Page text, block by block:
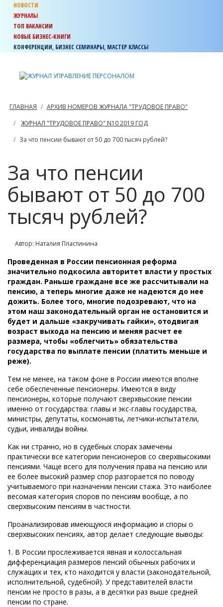
НОВОСТИ
ЖУРНАЛЫ
ТОП ВАКАНСИИ
НОВЫЕ БИЗНЕС-КНИГИ
КОНФЕРЕНЦИИ, БИЗНЕС СЕМИНАРЫ, МАСТЕР КЛАССЫ
ГЛАВНАЯ
АРХИВ НОМЕРОВ ЖУРНАЛА "ТРУДОВОЕ ПРАВО"
ЖУРНАЛ "ТРУДОВОЕ ПРАВО" N10 2019 ГОД
За что пенсии бывают от 50 до 700 тысяч рублей?
За что пенсии
бывают от 50 до 700
тысяч рублей?
Автор: Наталия Пластинина
Проведенная в России пенсионная реформа
значительно подкосила авторитет власти у простых
граждан. Раньше граждане все же рассчитывали на
пенсию, а теперь многие даже не надеются до нее
дожить. Более того, многие подозревают, что на
этом наш законодательный орган не остановится и
будет и дальше «закручивать гайки», отодвигая
возраст выхода на пенсию и меняя расчет ее
размера, чтобы «облегчить» обязательства
государства по выплате пенсии (платить меньше и
реже).
Тем не менее, на таком фоне в России имеются вполне
себе обеспеченные пенсионеры. Имеются в виду
пенсионеры, которые получают сверхвысокие пенсии
именно от государства: главы и экс-главы государства,
министры, депутаты, космонавты, летчики-испытатели,
судьи, инвалиды войны.
Как ни странно, но в судебных спорах замечены
практически все категории пенсионеров со сверхвысокими
пенсиями. Чаще всего для получения права на пенсию или
ее более высокий размер спор разгорается по поводу
учитываемого при назначении пенсии стажа. Это наиболее
весомая категория споров по пенсиям вообще, а по
сверхвысоким пенсиям в частности.
Проанализировав имеющуюся информацию и споры о
сверхвысоких пенсиях, автор делает следующие выводы:
1. В России прослеживается явная и колоссальная
дифференциация размеров пенсий обычных рабочих и
служащих и тех, кто находится у власти (законодательной,
исполнительной, судебной). У представителей власти
пенсии не просто в разы, а в десятки раз выше средней
пенсии по стране.